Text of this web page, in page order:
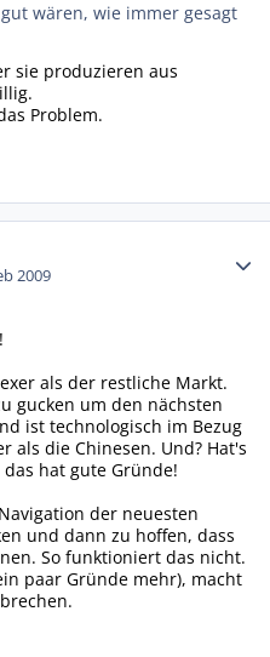
wären, wie immer gesagt
sie produzieren aus
Problem.
2009
als der restliche Markt.
gucken um den nächsten
ist technologisch im Bezug
als die Chinesen. Und? Hat's
hat gute Gründe!
der neuesten
und dann zu hoffen, dass
So funktioniert das nicht.
paar Gründe mehr), macht